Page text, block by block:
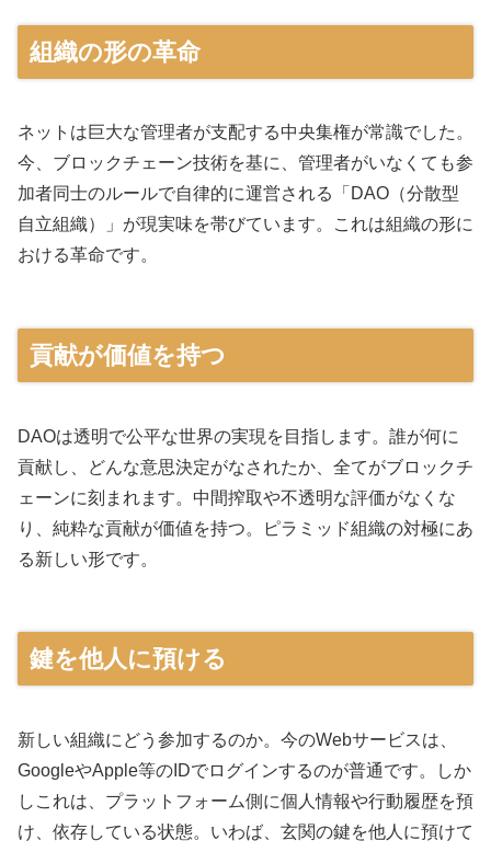
組織の形の革命
ネットは巨大な管理者が支配する中央集権が常識でした。
今、ブロックチェーン技術を基に、管理者がいなくても参
加者同士のルールで自律的に運営される「DAO（分散型
自立組織）」が現実味を帯びています。これは組織の形に
おける革命です。
貢献が価値を持つ
DAOは透明で公平な世界の実現を目指します。誰が何に
貢献し、どんな意思決定がなされたか、全てがブロックチ
ェーンに刻まれます。中間搾取や不透明な評価がなくな
り、純粋な貢献が価値を持つ。ピラミッド組織の対極にあ
る新しい形です。
鍵を他人に預ける
新しい組織にどう参加するのか。今のWebサービスは、
GoogleやApple等のIDでログインするのが普通です。しか
しこれは、プラットフォーム側に個人情報や行動履歴を預
け、依存している状態。いわば、玄関の鍵を他人に預けて